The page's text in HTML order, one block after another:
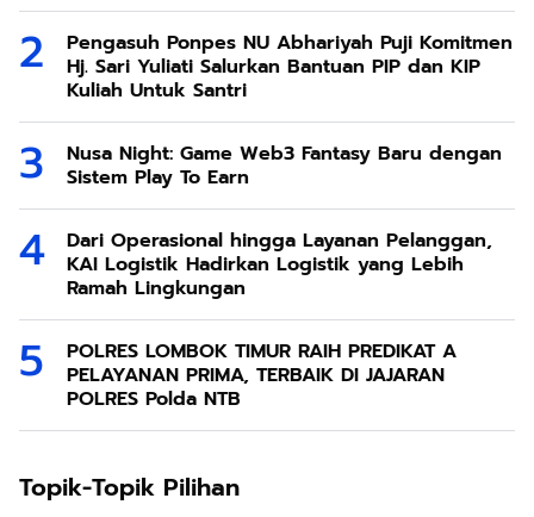
Pengasuh Ponpes NU Abhariyah Puji Komitmen
Hj. Sari Yuliati Salurkan Bantuan PIP dan KIP
Kuliah Untuk Santri
Nusa Night: Game Web3 Fantasy Baru dengan
Sistem Play To Earn
Dari Operasional hingga Layanan Pelanggan,
KAI Logistik Hadirkan Logistik yang Lebih
Ramah Lingkungan
POLRES LOMBOK TIMUR RAIH PREDIKAT A
PELAYANAN PRIMA, TERBAIK DI JAJARAN
POLRES Polda NTB
Topik-Topik Pilihan